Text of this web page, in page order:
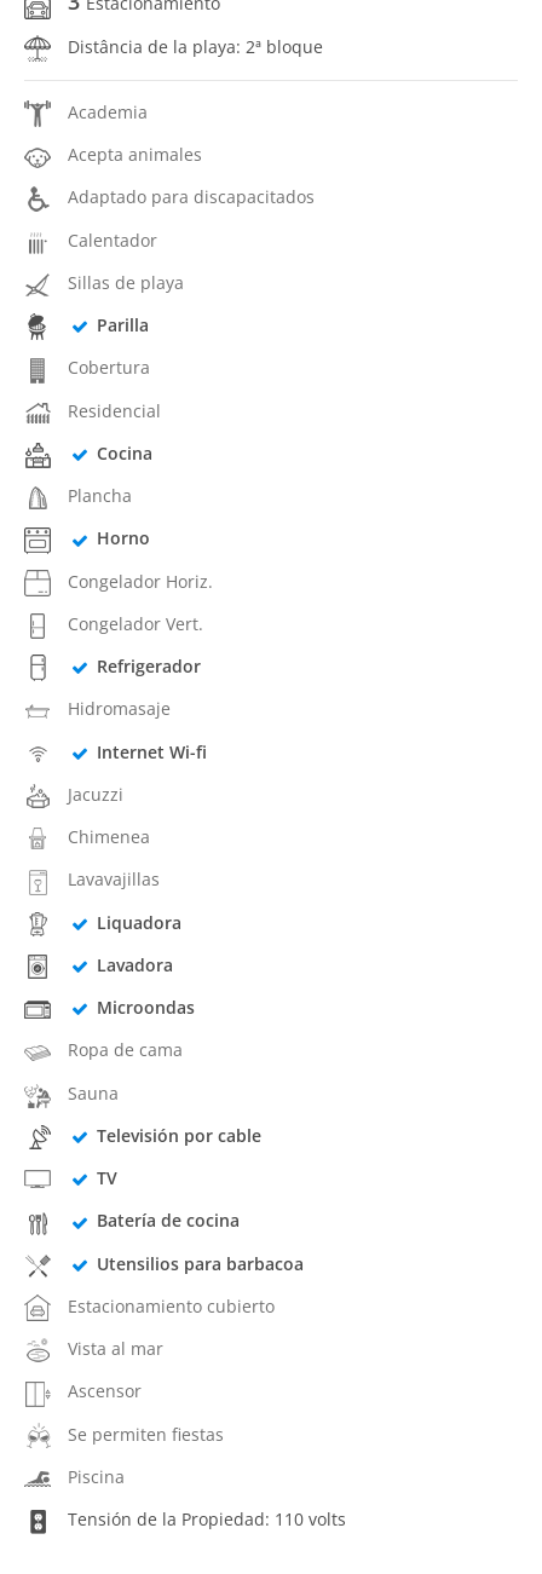
Distância de la playa: 2ª bloque
Academia
Acepta animales
Adaptado para discapacitados
Calentador
Sillas de playa
Parilla
Cobertura
Residencial
Cocina
Plancha
Horno
Congelador Horiz.
Congelador Vert.
Refrigerador
Hidromasaje
Internet Wi-fi
Jacuzzi
Chimenea
Lavavajillas
Liquadora
Lavadora
Microondas
Ropa de cama
Sauna
Televisión por cable
TV
Batería de cocina
Utensilios para barbacoa
Estacionamiento cubierto
Vista al mar
Ascensor
Se permiten fiestas
Piscina
Tensión de la Propiedad: 110 volts